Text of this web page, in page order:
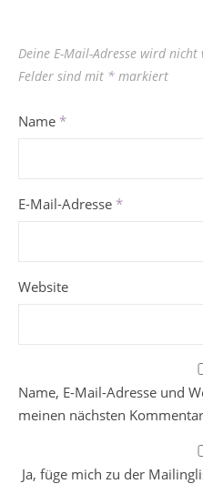
Deine E-Mail-Adresse wird
Felder sind mit * markiert
Name *
E-Mail-Adresse *
Website
Name, E-Mail-Adresse und
meinen nächsten
Ja, füge mich zu der